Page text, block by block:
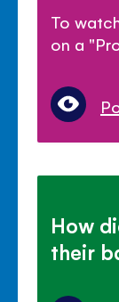
To
on a
How
their